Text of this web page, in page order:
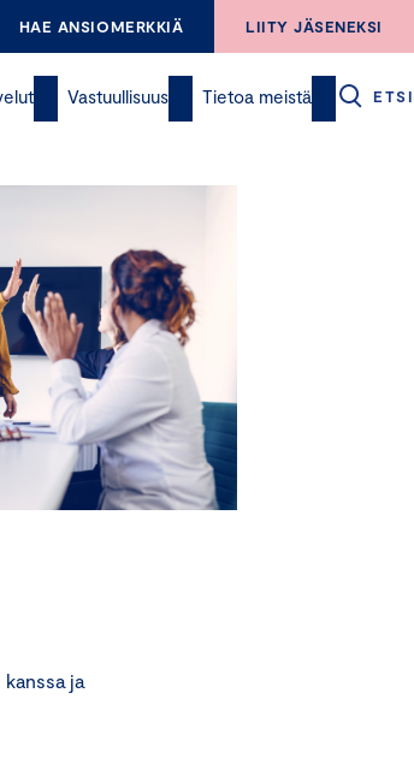
HAE ANSIOMERKKIÄ LIITY JÄSENEKSI
Vastuullisuus Tietoa meistä ETSI
ja